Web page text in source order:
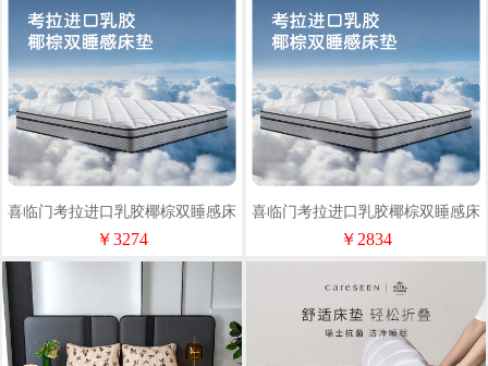
喜临门考拉进口乳胶椰棕双睡感床
垫（180*200cm）
￥3274
喜临门考拉进口乳胶椰棕双睡感床
垫（150*200cm）
￥2834